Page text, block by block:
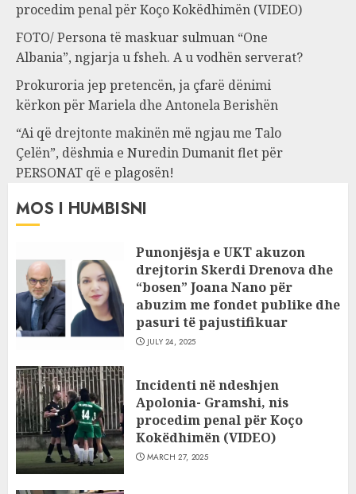
procedim penal për Koço Kokëdhimën (VIDEO)
FOTO/ Persona të maskuar sulmuan “One
Albania”, ngjarja u fsheh. A u vodhën serverat?
Prokuroria jep pretencën, ja çfarë dënimi
kërkon për Mariela dhe Antonela Berishën
“Ai që drejtonte makinën më ngjau me Talo
Çelën”, dëshmia e Nuredin Dumanit flet për
PERSONAT që e plagosën!
MOS I HUMBISNI
Punonjësja e UKT akuzon
drejtorin Skerdi Drenova dhe
“bosen” Joana Nano për
abuzim me fondet publike dhe
pasuri të pajustifikuar
JULY 24, 2025
Incidenti në ndeshjen
Apolonia- Gramshi, nis
procedim penal për Koço
Kokëdhimën (VIDEO)
MARCH 27, 2025